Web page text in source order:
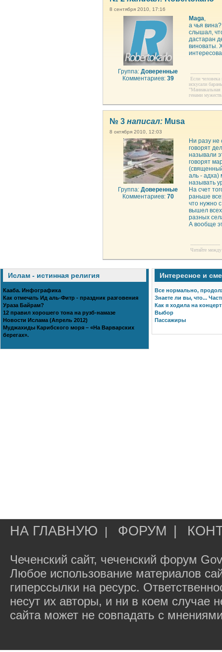
8 сентября 2010, 17:16
Группа:Доверенные
Комментариев: 39
Maga,
а чья
слышал,
дастаран
виноваты.
--------------------
Если
искусали
"Маниакальная
генами
№ 3 написал: Musa
8 октября 2010, 12:03
Группа:Доверенные
Комментариев: 70
Ни разу
говорят
называли
говорят
аль - адха)
называть
На счет
раньше
что нужно
вышел всех
разных
А вообще
--------------------
Читайте между
Ислам - истинная религия
Кааба. Инфографика
Как отмечать Ид аль-Фитр - праздник разговения
Ураза Байрам?
12 правил хорошего тона на рузб-намазе
Новости Ислама (Апрель 2012)
Муджахиды Карибского моря – «На Варварских
берегах».
Интересное и
Все нормально,
Знаете ли вы, что...
Как я ходила на
Выбор
Пассажиры
НА ГЛАВНУЮ | ФОРУМ
Чеченский сайт, чеченский форум
Любое использование материалов
гиперссылки на ресурс.
несут их авторы, и ни в коем случае
сайта может не совпадать с